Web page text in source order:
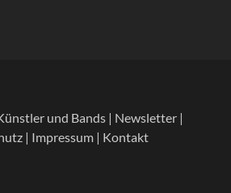
und Bands | Newsletter |
| Impressum| Kontakt